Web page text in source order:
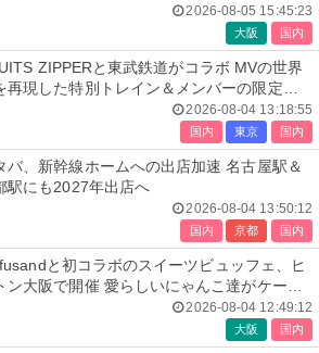
2026-08-05 15:45:23
大阪 国内
ZIPPERと東武鉄道がコラボ MVの世界
再現した特別トレイン＆メンバーの限定ア
2026-08-04 13:18:55
国内 東京 国内
バ、新幹線ホームへの出店加速 名古屋駅＆
駅にも2027年出店へ
2026-08-04 13:50:12
国内 京都 国内
と初コラボのスイーツビュッフェ、ヒ
ン大阪で開催 愛らしいにゃんこ達がケーキ
2026-08-04 12:49:12
大阪 国内